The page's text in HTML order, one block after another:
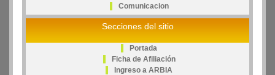
Comunicacion
Secciones del sitio
Portada
Ficha de Afiliación
Ingreso a ARBIA